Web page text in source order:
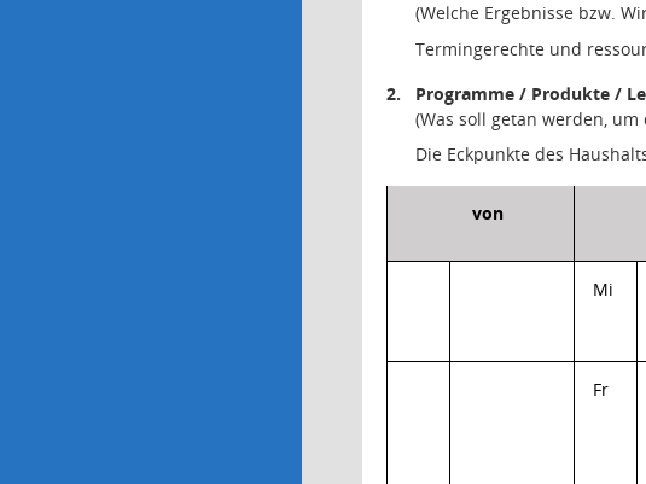
(Welche Ergebnisse bzw.
Termingerechte und
2.
Programme / Produkte /
(Was soll getan werden,
Die Eckpunkte des
von
Mi
Fr